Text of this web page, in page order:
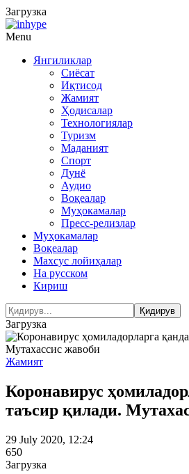
Загрузка
Menu
Янгиликлар
Сиёсат
Иқтисод
Жамият
Ҳодисалар
Технологиялар
Туризм
Маданият
Спорт
Дунё
Аудио
Воқеалар
Муҳокамалар
Пресс-релизлар
Муҳокамалар
Воқеалар
Махсус лойиҳалар
На русском
Кириш
Загрузка
Жамият
Коронавирус
таъсир қилади.
29 July 2020, 12:24
650
Загрузка